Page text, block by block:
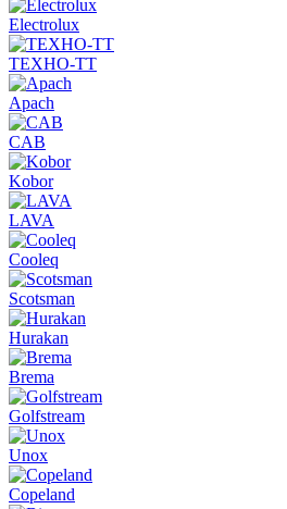
Electrolux
ТЕХНО-ТТ
Apach
CAB
Kobor
LAVA
Cooleq
Scotsman
Hurakan
Brema
Golfstream
Unox
Copeland